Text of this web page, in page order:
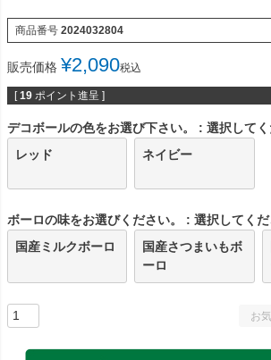
商品番号 2024032804
販売価格 ¥2,090税込
[ 19 ポイント進呈 ]
デコボールの色をお選び下さい。
選択して
レッド
ネイビー
ボーロの味をお選びください。
選択してく
国産ミルクボーロ
国産さつまいもボ
ーロ
お